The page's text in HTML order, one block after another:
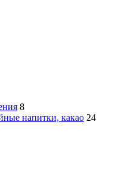
8
напитки, какао 24